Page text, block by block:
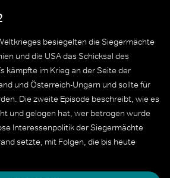
besiegelten die Siegermächte
und die USA das Schicksal des
kämpfte im Krieg an der Seite der
und Österreich-Ungarn und sollte für
Die zweite Episode beschreibt, wie es
und gelogen hat, wer betrogen wurde
Interessenpolitik der Siegermächte
setzte, mit Folgen, die bis heute
Osten wird von Krieg, Terror und
überzogen.